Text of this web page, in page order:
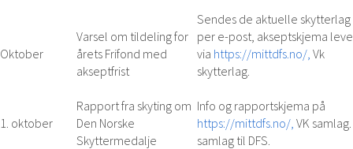
Oktober
Varsel om tildeling for
årets Frifond med
akseptfrist
Sendes de aktuelle skytterlag
per e-post, akseptskjema
via https://mittdfs.no/, Vk
skytterlag.
1. oktober
Rapport fra skyting om
Den Norske
Skyttermedalje
Info og rapportskjema på
https://mittdfs.no/, VK
samlag til DFS.